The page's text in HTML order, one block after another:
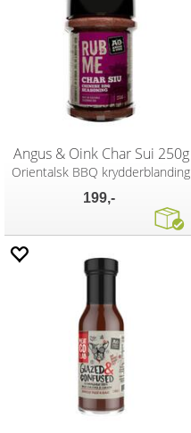
Angus & Oink Char Sui 250g
Orientalsk BBQ krydderblanding
199,-